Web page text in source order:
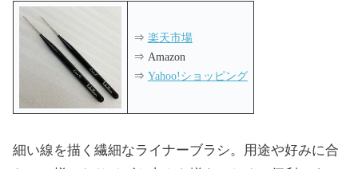
⇒ 楽天市場
⇒ Amazon
⇒ Yahoo!ショッピング
細い線を描く繊細なライナーブラシ。用途や好みに合